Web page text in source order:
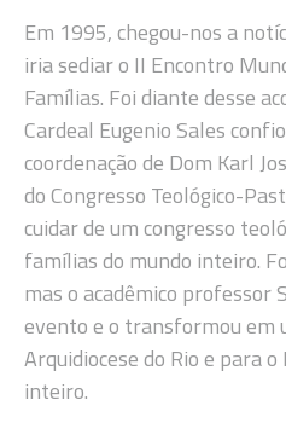
Em 1995, chegou-nos a
iria sediar o II Encontro
Famílias. Foi diante desse
Cardeal Eugenio Sales
coordenação de Dom Karl
do Congresso Teológico-
cuidar de um congresso
famílias do mundo inteiro.
mas o acadêmico professor
evento e o transformou em
Arquidiocese do Rio e para
inteiro.